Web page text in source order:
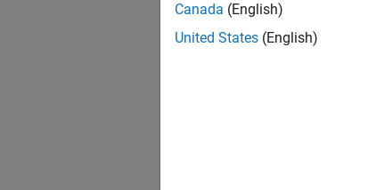
Canada (English)
United States (English)